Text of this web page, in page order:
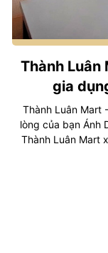
Thành Luân
gia
Thành Luân Mart
lòng của bạn Ánh
Thành Luân Mart